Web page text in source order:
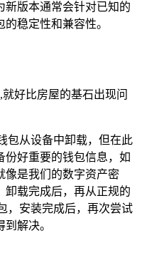
新版本通常会针对已知的
稳定性和兼容性。
好比房屋的基石出现问
包从设备中卸载，但在此
份好重要的钱包信息，如
像是我们的数字资产密
卸载完成后，再从正规的
，安装完成后，再次尝试
解决。